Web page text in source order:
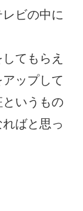
レビの中に
てもらえ
ップして
いうもの
ばと思っ